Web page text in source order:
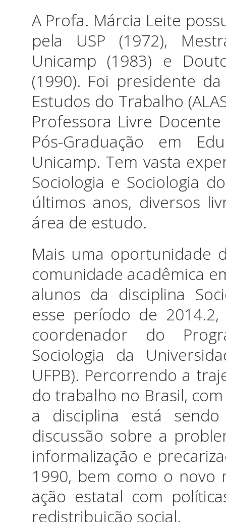
A Profa. Márcia Leite
pela USP (1972),
Unicamp (1983) e
(1990). Foi presidente
Estudos do Trabalho
Professora Livre
Pós-Graduação em
Unicamp. Tem vasta
Sociologia e Sociologia
últimos anos, diversos
área de estudo.
Mais uma oportunidade
comunidade acadêmica
alunos da disciplina
esse período de
coordenador do
Sociologia da
UFPB). Percorrendo a
do trabalho no Brasil,
a disciplina está
discussão sobre a
informalização e
1990, bem como o
ação estatal com
redistribuição social.